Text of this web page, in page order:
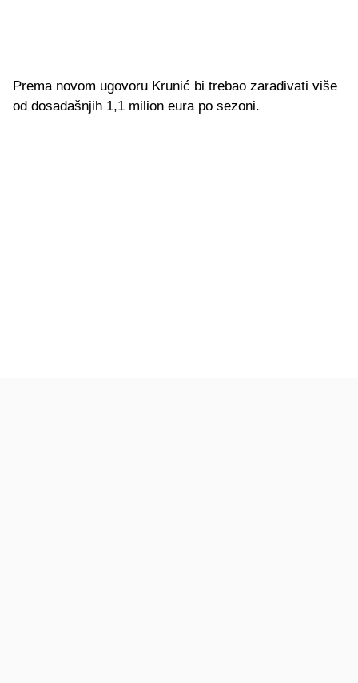
Prema novom ugovoru Krunić bi trebao zarađivati više
od dosadašnjih 1,1 milion eura po sezoni.